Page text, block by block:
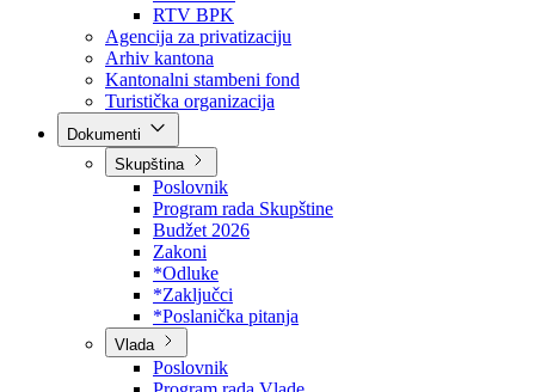
Direkcija za šumarstvo
Javna preduzeća
BPK šume
RTV BPK
Agencija za privatizaciju
Arhiv kantona
Kantonalni stambeni fond
Turistička organizacija
Skupština
Poslovnik
Program rada Skupštine
Budžet 2026
Zakoni
*Odluke
*Zaključci
*Poslanička pitanja